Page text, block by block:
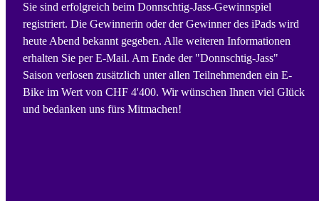
Sie sind erfolgreich beim Donnschtig-Jass-Gewinnspiel
registriert. Die Gewinnerin oder der Gewinner des iPads wird
heute Abend bekannt gegeben. Alle weiteren Informationen
erhalten Sie per E-Mail. Am Ende der "Donnschtig-Jass"
Saison verlosen zusätzlich unter allen Teilnehmenden ein E-
Bike im Wert von CHF 4'400. Wir wünschen Ihnen viel Glück
und bedanken uns fürs Mitmachen!